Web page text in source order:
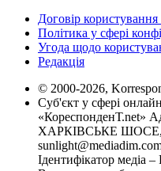
Договір
Політика у сфері
Угода щодо
Редакція
© 2000-2026,
Суб'єкт у сфері
«КореспонденТ.net»
ХАРКІВСЬКЕ ШОСЕ,
Ідентифікатор медіа